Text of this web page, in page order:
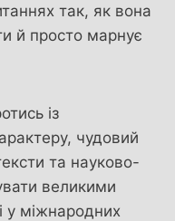
так, як вона
й просто марнує
із
чудовий
та науково-
великими
у міжнародних